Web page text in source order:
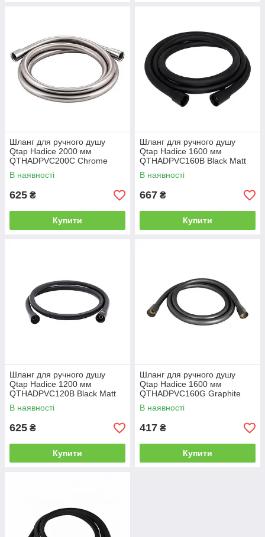
Шланг для ручного душу
Qtap Hadice 2000 мм
QTHADPVC200C Chrome
В наявності
625 ₴
Купити
Шланг для ручного душу
Qtap Hadice 1600 мм
QTHADPVC160B Black Matt
В наявності
667 ₴
Купити
Шланг для ручного душу
Qtap Hadice 1200 мм
QTHADPVC120B Black Matt
В наявності
625 ₴
Купити
Шланг для ручного душу
Qtap Hadice 1600 мм
QTHADPVC160G Graphite
В наявності
417 ₴
Купити